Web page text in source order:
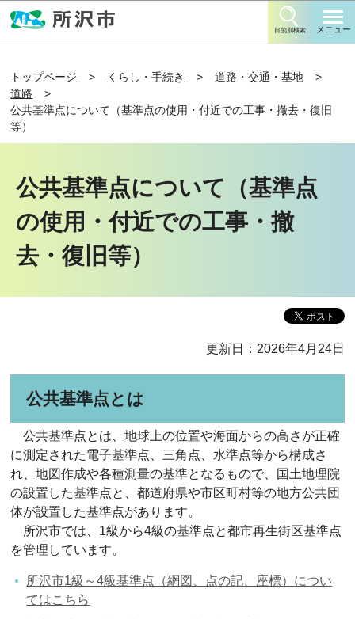
目的別検索 メニュー
トップページ くらし・手続き
道路・交通・基地
道路
公共基準点について（基準点の使用・付近での工事・撤去・復旧
等）
公共基準点について（基準点
の使用・付近での工事・撤
去・復旧等）
更新日：2026年4月24日
公共基準点とは
公共基準点とは、地球上の位置や海面からの高さが正確
に測定された電子基準点、三角点、水準点等から構成さ
れ、地図作成や各種測量の基準となるもので、国土地理院
の設置した基準点と、都道府県や市区町村等の地方公共団
体が設置した基準点があります。
所沢市では、1級から4級の基準点と都市再生街区基準点
を管理しています。
所沢市1級～4級基準点（網図、点の記、座標）につい
てはこちら